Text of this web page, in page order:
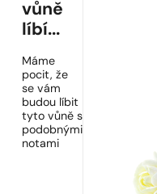
vůně
líbí...
Máme
pocit, že
se vám
budou líbit
tyto vůně s
podobnými
notami